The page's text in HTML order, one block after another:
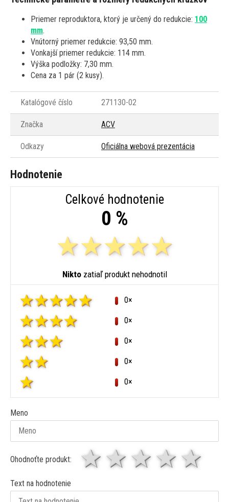
Priemer reproduktora, ktorý je určený do redukcie: 100
mm.
Vnútorný priemer redukcie: 93,50 mm.
Vonkajší priemer redukcie: 114 mm.
Výška podložky: 7,30 mm.
Cena za 1 pár (2 kusy).
Katalógové číslo 271130-02
Značka ACV
Odkazy Oficiálna webová prezentácia
Hodnotenie
Celkové hodnotenie
0 %
Niktozatiaľ produkt nehodnotil
0×
0×
0×
0×
0×
Meno
Ohodnoťte produkt: 4
3
2 hviezdy
1 hviezda
Text na hodnotenie